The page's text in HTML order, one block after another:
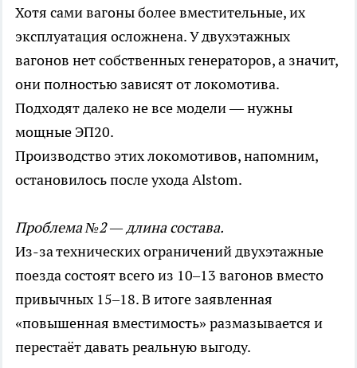
Хотя сами вагоны более вместительные, их
эксплуатация осложнена. У двухэтажных
вагонов нет собственных генераторов, а значит,
они полностью зависят от локомотива.
Подходят далеко не все модели — нужны
мощные ЭП20.
Производство этих локомотивов, напомним,
остановилось после ухода Alstom.
Проблема №2 — длина состава.
Из-за технических ограничений двухэтажные
поезда состоят всего из 10–13 вагонов вместо
привычных 15–18. В итоге заявленная
«повышенная вместимость» размазывается и
перестаёт давать реальную выгоду.